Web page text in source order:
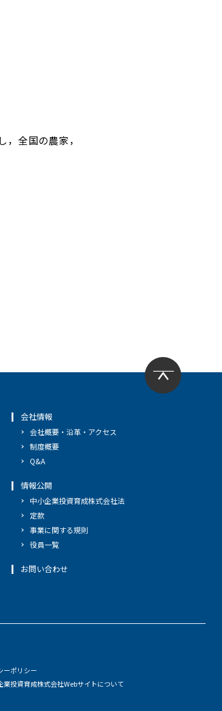
全国の農家，
会社情報
会社概要・沿革・アクセス
制度概要
Q&A
情報公開
中小企業投資育成株式会社法
定款
事業に関する規則
役員一覧
お問い合わせ
ーポリシー
業投資育成株式会社Webサイトについて